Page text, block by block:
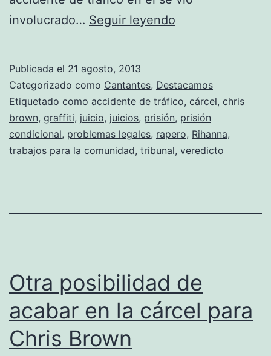
involucrado… Seguir leyendo
veredicto!
Publicada el 21 agosto, 2013
Categorizado como Cantantes, Destacamos
Etiquetado como accidente de tráfico, cárcel, chris
brown, graffiti, juicio, juicios, prisión, prisión
condicional, problemas legales, rapero, Rihanna,
trabajos para la comunidad, tribunal, veredicto
Otra posibilidad de
acabar en la cárcel para
Chris Brown